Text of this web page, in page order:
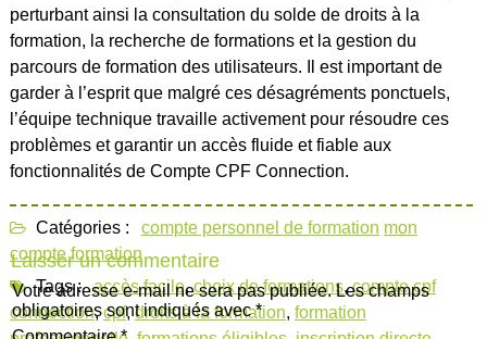
perturbant ainsi la consultation du solde de droits à la
formation, la recherche de formations et la gestion du
parcours de formation des utilisateurs. Il est important de
garder à l’esprit que malgré ces désagréments ponctuels,
l’équipe technique travaille activement pour résoudre ces
problèmes et garantir un accès fluide et fiable aux
fonctionnalités de Compte CPF Connection.
Catégories : compte personnel de formation mon
compte formation
Tags : accès facile,choix de formations,compte cpf
connection,cpf,droits à la formation, formation
Laisser un commentaire
Votre adresse e-mail ne sera pas publiée. Les champs
obligatoires sont indiqués avec*